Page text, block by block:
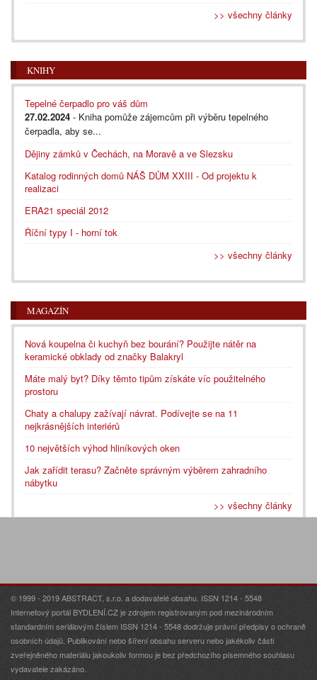
>> všechny články
KNIHY
Tepelné čerpadlo pro váš dům
27.02.2024 - Kniha pomůže zájemcům při výběru tepelného
čerpadla, aby se...
Dějiny zámků v Čechách, na Moravě a ve Slezsku
Katalog rodinných domů NÁŠ DŮM XXIII - Od projektu k
realizaci
ERA21 speciál 2012
Říční typy I - horní tok
>> všechny články
MAGAZÍN
Nová koupelna či kuchyň bez bourání? Použijte nátěr na
keramické obklady od značky Balakryl
Máte malý byt? Díky těmto tipům získáte víc použitelného
prostoru
Chaty a chalupy zažívají návrat. Podívejte se na 11
nejkrásnějších interiérů
10 největších výhod hliníkových oken
Jak zařídit terasu? Začněte správným výběrem zahradního
nábytku
>> všechny články
© 1999 - 2019 ABSTRACT, s.r.o. a dodavatelé obsahu. ISSN 1214 - 5548
Internetový portál BYDLENÍ.CZ je zdrojem registrovaným pod mezinárodním
standardním seriálovým číslem ISSN 1214 - 5548 dodržuje právní předpisy o ochraně
osobních údajů. Publikování nebo šíření obsahu serveru nebo jakékoliv části
zveřejněného materiálu jakoukoliv formou je bez předchozího písemného souhlasu
vydavatele zakázáno.